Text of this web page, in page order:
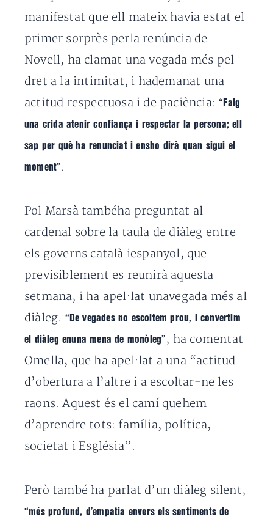
manifestat que ell mateix havia estat el
primer sorprès perla renúncia de
Novell, ha clamat una vegada més pel
dret a la intimitat, i hademanat una
actitud respectuosa i de paciència:“Faig
una crida atenir confiança i respectar la persona; ell
sap per què ha renunciat i ensho dirà quan sigui el
moment” .
Pol Marsà tambéha preguntat al
cardenal sobre la taula de diàleg entre
els governs català iespanyol, que
previsiblement es reunirà aquesta
setmana, i ha apel·lat unavegada més al
diàleg. “De vegades no escoltem prou, i convertim
el diàleg enuna mena de monòleg” , ha comentat
Omella, que ha apel·lat a una “actitud
d’obertura a l’altre i a escoltar-ne les
raons. Aquest és el camí quehem
d’aprendre tots: família, política,
societat i Església”.
Però també ha parlat d’un diàleg silent,
“més profund, d’empatia envers els sentiments de